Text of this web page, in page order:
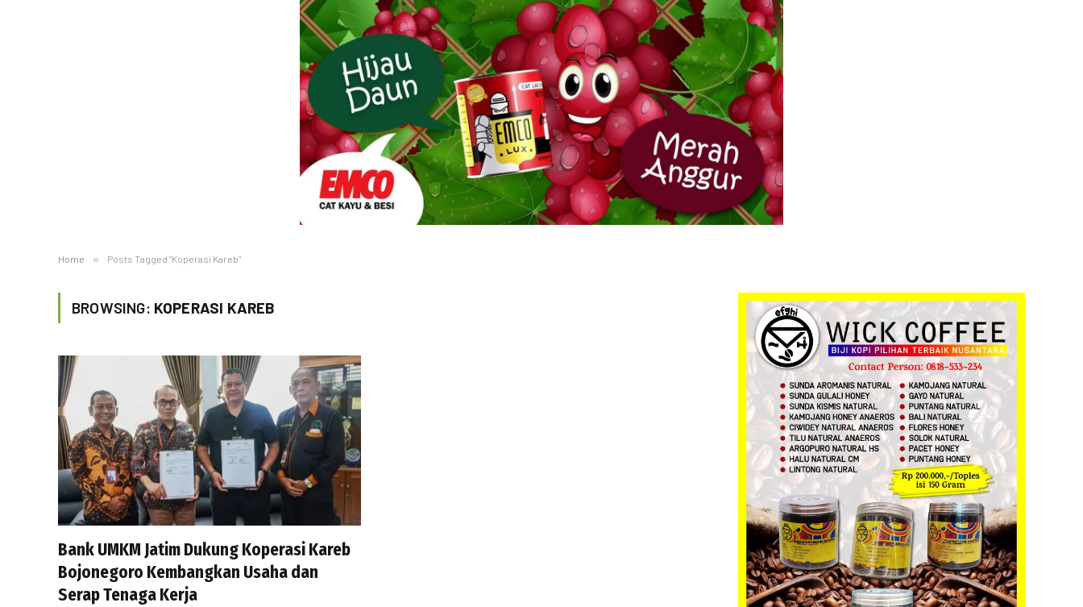
Home » Posts Tagged "Koperasi Kareb"
BROWSING: KOPERASI KAREB
Bank UMKM Jatim Dukung Koperasi Kareb
Bojonegoro Kembangkan Usaha dan
Serap Tenaga Kerja